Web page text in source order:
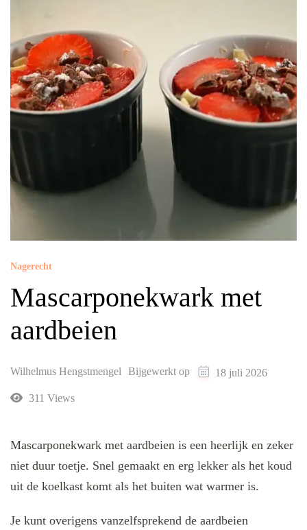
Nagerecht
Mascarponekwark met
aardbeien
Wilhelmus Hengstmengel Bijgewerkt op 18 juli 2026
311 Views
Mascarponekwark met aardbeien is een heerlijk en zeker
niet duur toetje. Snel gemaakt en erg lekker als het koud
uit de koelkast komt als het buiten wat warmer is.
Je kunt overigens vanzelfsprekend de aardbeien